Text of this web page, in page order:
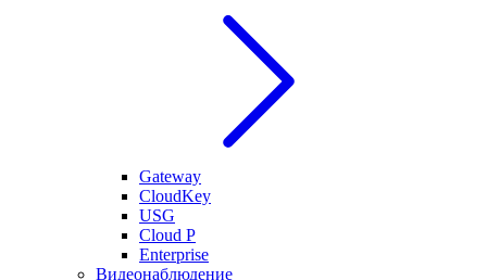
Gateway
CloudKey
USG
Cloud P
Enterprise
Видеонаблюдение